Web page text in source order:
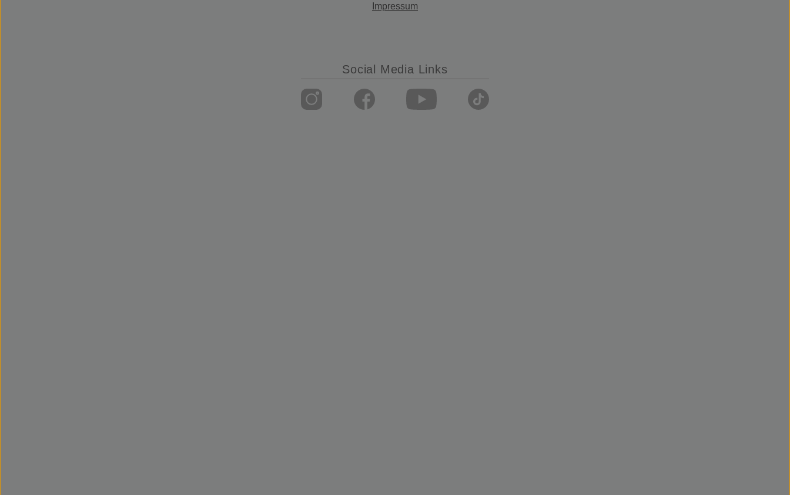
Impressum
Social Media Links